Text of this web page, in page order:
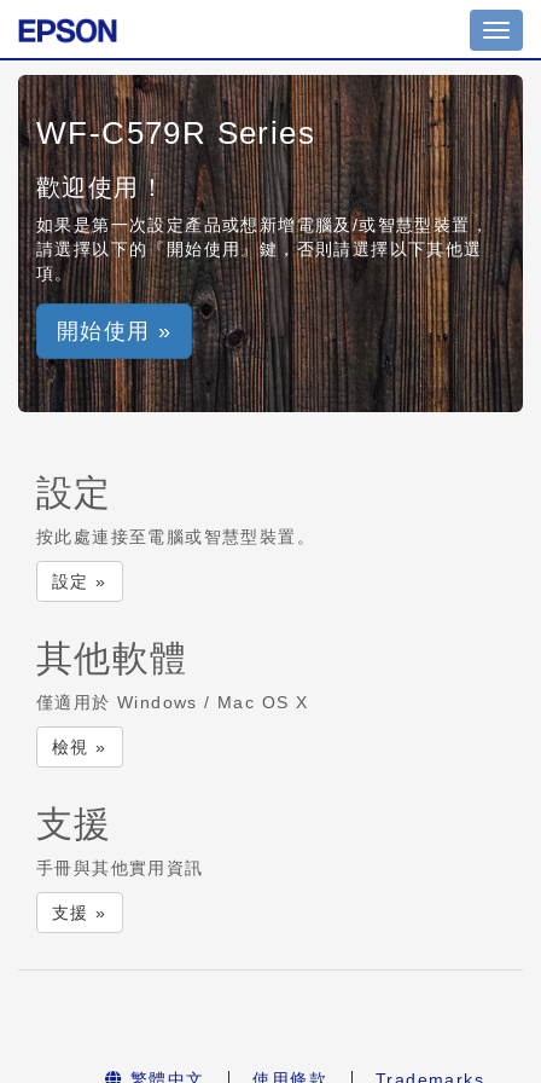
WF-C579R Series
歡迎使用！
如果是第一次設定產品或想新增電腦及/或智慧型裝置，
請選擇以下的『開始使用』鍵，否則請選擇以下其他選
項。
開始使用 »
設定
按此處連接至電腦或智慧型裝置。
設定 »
其他軟體
僅適用於 Windows / Mac OS X
檢視 »
支援
手冊與其他實用資訊
支援 »